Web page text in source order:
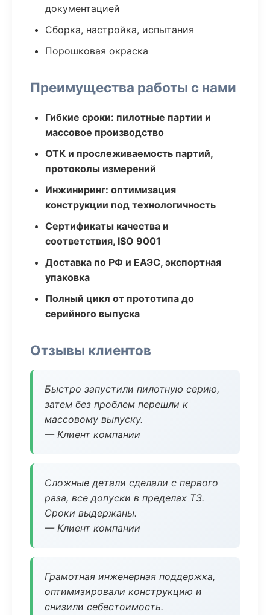
документацией
Сборка, настройка, испытания
Порошковая окраска
Преимущества работы с нами
Гибкие сроки: пилотные партии и
массовое производство
ОТК и прослеживаемость партий,
протоколы измерений
Инжиниринг: оптимизация
конструкции под технологичность
Сертификаты качества и
соответствия, ISO 9001
Доставка по РФ и ЕАЭС, экспортная
упаковка
Полный цикл от прототипа до
серийного выпуска
Отзывы клиентов
Быстро запустили пилотную серию,
затем без проблем перешли к
массовому выпуску.
— Клиент компании
Сложные детали сделали с первого
раза, все допуски в пределах ТЗ.
Сроки выдержаны.
— Клиент компании
Грамотная инженерная поддержка,
оптимизировали конструкцию и
снизили себестоимость.